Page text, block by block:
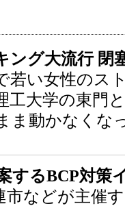
ング大流行 閉
若い女性のス
工大学の東門
ま動かなくな
するBCP対策
市などが主催